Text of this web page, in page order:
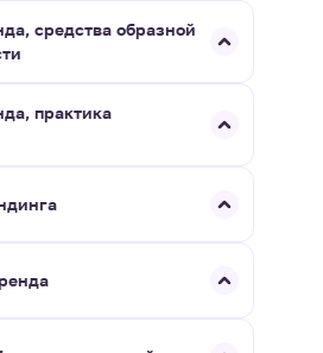
средства образной
практика